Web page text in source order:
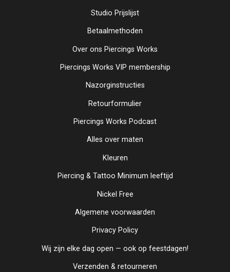
Studio Prijslijst
Betaalmethoden
Over ons Piercings Works
Piercings Works VIP membership
Nazorginstructies
Retourformulier
Piercings Works Podcast
Alles over maten
Kleuren
Piercing & Tattoo Minimum leeftijd
Nickel Free
Algemene voorwaarden
Privacy Policy
Wij zijn elke dag open — ook op feestdagen!
Verzenden & retourneren